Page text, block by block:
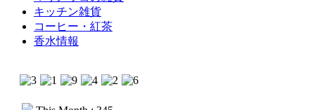
キッチン雑貨
コーヒー・紅茶
香水情報